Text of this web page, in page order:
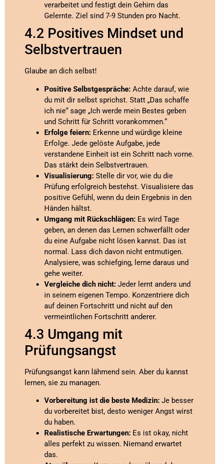
verarbeitet und festigt dein Gehirn das
Gelernte. Ziel sind 7-9 Stunden pro Nacht.
4.2 Positives Mindset und
Selbstvertrauen
Glaube an dich selbst!
Positive Selbstgespräche: Achte darauf, wie
du mit dir selbst sprichst. Statt „Das schaffe
ich nie“ sage „Ich werde mein Bestes geben
und Schritt für Schritt vorankommen.“
Erfolge feiern: Erkenne und würdige kleine
Erfolge. Jede gelöste Aufgabe, jede
verstandene Einheit ist ein Schritt nach vorne.
Das stärkt dein Selbstvertrauen.
Visualisierung: Stelle dir vor, wie du die
Prüfung erfolgreich bestehst. Visualisiere das
positive Gefühl, wenn du dein Ergebnis in den
Händen hältst.
Umgang mit Rückschlägen: Es wird Tage
geben, an denen das Lernen schwerfällt oder
du eine Aufgabe nicht lösen kannst. Das ist
normal. Lass dich davon nicht entmutigen.
Analysiere, was schiefging, lerne daraus und
gehe weiter.
Vergleiche dich nicht: Jeder lernt anders und
in seinem eigenen Tempo. Konzentriere dich
auf deinen Fortschritt und nicht auf den
vermeintlichen Fortschritt anderer.
4.3 Umgang mit
Prüfungsangst
Prüfungsangst kann lähmend sein. Aber du kannst
lernen, sie zu managen.
Vorbereitung ist die beste Medizin: Je besser
du vorbereitet bist, desto weniger Angst wirst
du haben.
Realistische Erwartungen: Es ist okay, nicht
alles perfekt zu wissen. Niemand erwartet
das.